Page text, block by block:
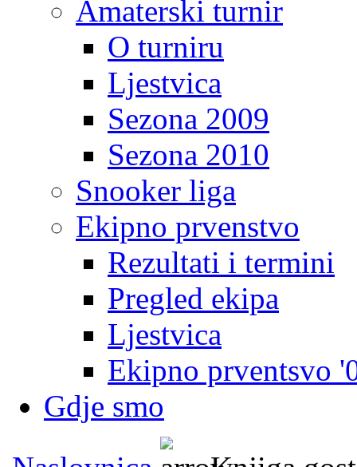
Amaterski turnir
O turniru
Ljestvica
Sezona 2009
Sezona 2010
Snooker liga
Ekipno prvenstvo
Rezultati i termini
Pregled ekipa
Ljestvica
Ekipno prventsvo
Gdje smo